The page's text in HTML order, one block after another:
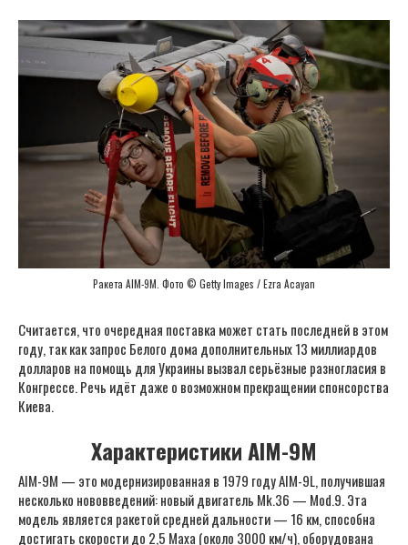
Ракета AIM-9M. Фото © Getty Images / Ezra Acayan
Считается, что очередная поставка может стать последней в этом
году, так как запрос Белого дома дополнительных 13 миллиардов
долларов на помощь для Украины вызвал серьёзные разногласия в
Конгрессе. Речь идёт даже о возможном прекращении спонсорства
Киева.
Характеристики AIM-9M
AIM-9M — это модернизированная в 1979 году AIM-9L, получившая
несколько нововведений: новый двигатель Mk.36 — Mod.9. Эта
модель является ракетой средней дальности — 16 км, способна
достигать скорости до 2,5 Маха (около 3000 км/ч), оборудована